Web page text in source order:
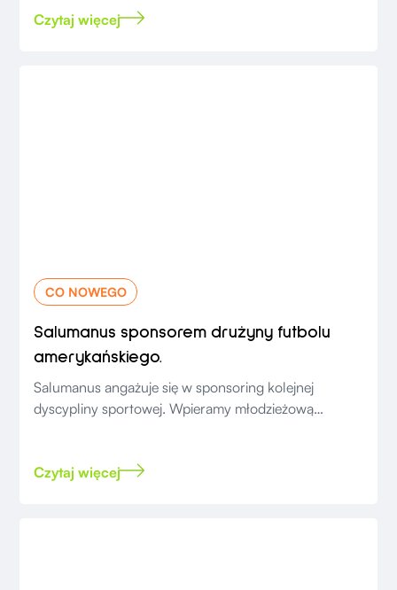
Czytaj więcej
CO NOWEGO
Salumanus sponsorem drużyny futbolu
amerykańskiego.
Salumanus angażuje się w sponsoring kolejnej
dyscypliny sportowej. Wpieramy młodzieżową
Czytaj więcej